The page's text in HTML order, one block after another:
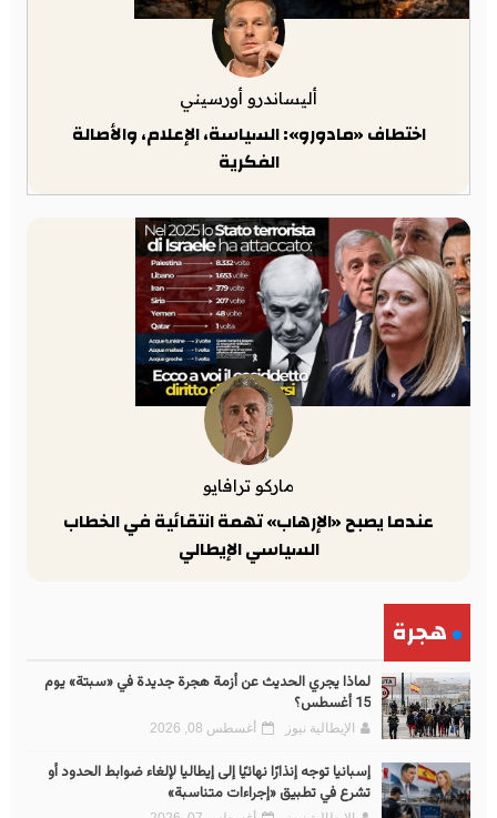
أليساندرو أورسيني
اختطاف «مادورو»: السياسة، الإعلام، والأصالة
الفكرية
ماركو ترافايو
عندما يصبح «الإرهاب» تهمة انتقائية في الخطاب
السياسي الإيطالي
هجرة
لماذا يجري الحديث عن أزمة هجرة جديدة في «سبتة» يوم
15 أغسطس؟
الإيطالية نيوز أغسطس 08, 2026
إسبانيا توجه إنذارًا نهائيًا إلى إيطاليا لإلغاء ضوابط الحدود أو
تشرع في تطبيق «إجراءات متناسبة»